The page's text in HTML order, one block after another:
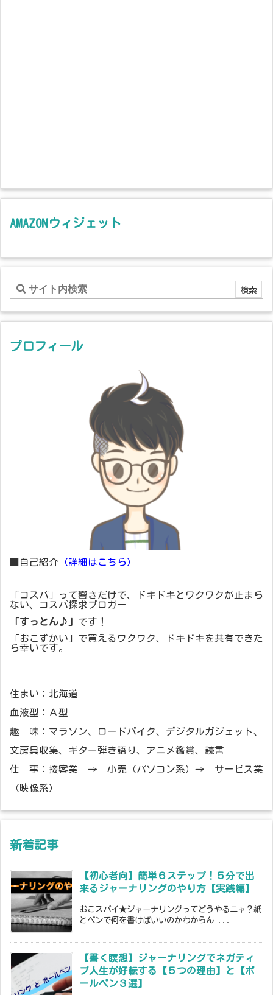
AMAZONウィジェット
プロフィール
■自己紹介 （詳細はこちら）
「コスパ」って響きだけで、ドキドキとワクワクが止まら
ない、コスパ探求ブロガー
「すっとん♪」 です！
「おこずかい」で買えるワクワク、ドキドキを共有できた
ら幸いです。
住まい：北海道
血液型：Ａ型
趣 味：マラソン、ロードバイク、デジタルガジェット、
文房具収集、ギター弾き語り、アニメ鑑賞、読書
仕 事：接客業 → 小売（パソコン系）→ サービス業
（映像系）
新着記事
【初心者向】簡単６ステップ！５分で出
来るジャーナリングのやり方【実践編】
おこスパイ★ジャーナリングってどうやるニャ？紙
とペンで何を書けばいいのかわからん ...
【書く瞑想】ジャーナリングでネガティ
ブ人生が好転する【５つの理由】と【ボ
ールペン３選】